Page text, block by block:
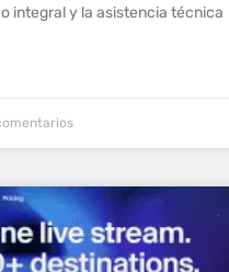
integral y la asistencia técnica